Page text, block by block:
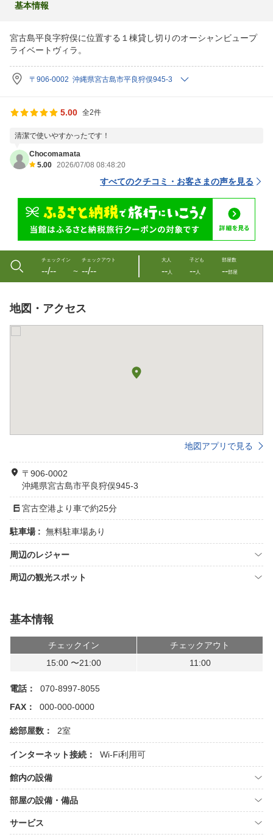
基本情報
宮古島平良字狩俣に位置する１棟貸し切りのオーシャンビュープ
ライベートヴィラ。
〒906-0002 沖縄県宮古島市平良狩俣945-3
5.00 全2件
清潔で使いやすかったです！
Chocomamata
5.00 2026/07/08 08:48:20
すべてのクチコミ・お客さまの声を見る
チェックイン
--/-- 〜
チェックアウト
--/--
大人
--人
子ども
--人
部屋数
--部屋
地図・アクセス
地図アプリで見る
〒906-0002
沖縄県宮古島市平良狩俣945-3
宮古空港より車で約25分
駐車場 : 無料駐車場あり
周辺のレジャー
周辺の観光スポット
基本情報
チェックイン
チェックアウト
15:00 〜21:00
11:00
電話：
070-8997-8055
FAX：
000-000-0000
総部屋数： 2室
インターネット接続： Wi-Fi利用可
館内の設備
部屋の設備・備品
サービス